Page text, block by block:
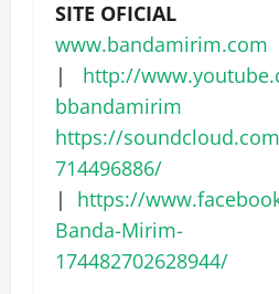
SITE OFICIAL
www.bandamirim.com
| http://
bbandamirim
https://
714496886/
| https://
Banda-Mirim-
174482702628944/